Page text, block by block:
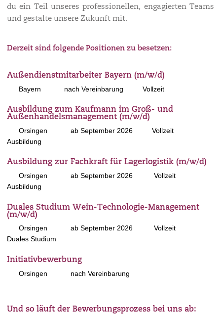
du ein Teil unseres professionellen, engagierten Teams
und gestalte unsere Zukunft mit.
Derzeit sind folgende Positionen zu besetzen:
Außendienstmitarbeiter Bayern (m/w/d)
Bayern
nach Vereinbarung Vollzeit
Ausbildung zum Kaufmann im Groß- und
Außenhandelsmanagement (m/w/d)
Orsingen
ab September 2026
Vollzeit
Ausbildung
Ausbildung zur Fachkraft für Lagerlogistik (m/w/d)
Orsingen
ab September 2026
Vollzeit
Ausbildung
Duales Studium Wein-Technologie-Management
(m/w/d)
Orsingen
ab September 2026
Vollzeit
Duales Studium
Initiativbewerbung
Orsingen
nach Vereinbarung
Und so läuft der Bewerbungsprozess bei uns ab: